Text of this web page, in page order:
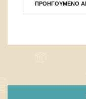
ΠΡΟΗΓΟΎΜΕΝΟ